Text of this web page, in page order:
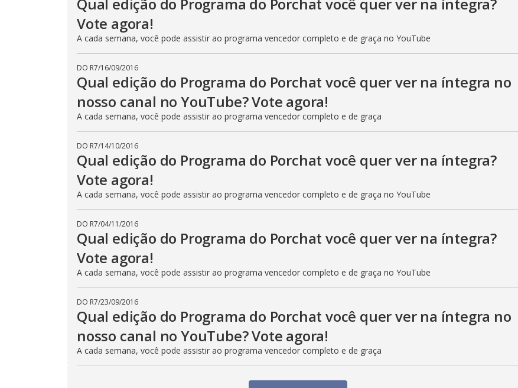
Vote agora!
A cada semana, você pode assistir ao programa vencedor completo e de graça no YouTube
DO R7/16/09/2016
Qual edição do Programa do Porchat você quer ver na íntegra no
nosso canal no YouTube? Vote agora!
A cada semana, você pode assistir ao programa vencedor completo e de graça
DO R7/14/10/2016
Qual edição do Programa do Porchat você quer ver na íntegra?
Vote agora!
A cada semana, você pode assistir ao programa vencedor completo e de graça no YouTube
DO R7/04/11/2016
Qual edição do Programa do Porchat você quer ver na íntegra?
Vote agora!
A cada semana, você pode assistir ao programa vencedor completo e de graça no YouTube
DO R7/23/09/2016
Qual edição do Programa do Porchat você quer ver na íntegra no
nosso canal no YouTube? Vote agora!
A cada semana, você pode assistir ao programa vencedor completo e de graça